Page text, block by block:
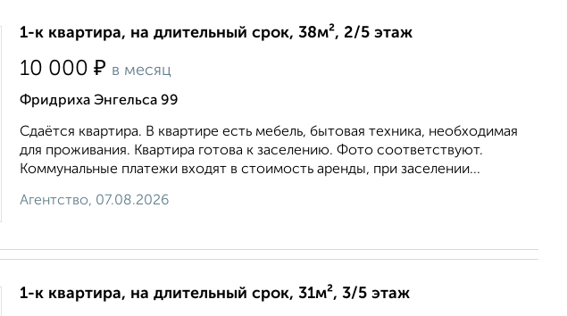
1-к квартира, на длительный срок, 38м², 2/5 этаж
10 000 ₽ в месяц
Фридриха Энгельса 99
Сдаётся квартира. В квартире есть мебель, бытовая техника, необходимая
для проживания. Квартира готова к заселению. Фото соответствуют.
Коммунальные платежи входят в стоимость аренды, при заселении...
Агентство, 07.08.2026
1-к квартира, на длительный срок, 31м², 3/5 этаж